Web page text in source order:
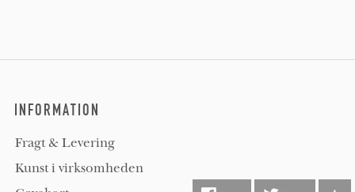
INFORMATION
Fragt & Levering
Kunst i virksomheden